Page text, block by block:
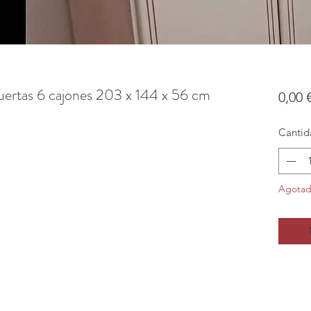
6 cajones 203 x 144 x 56 cm 0,00